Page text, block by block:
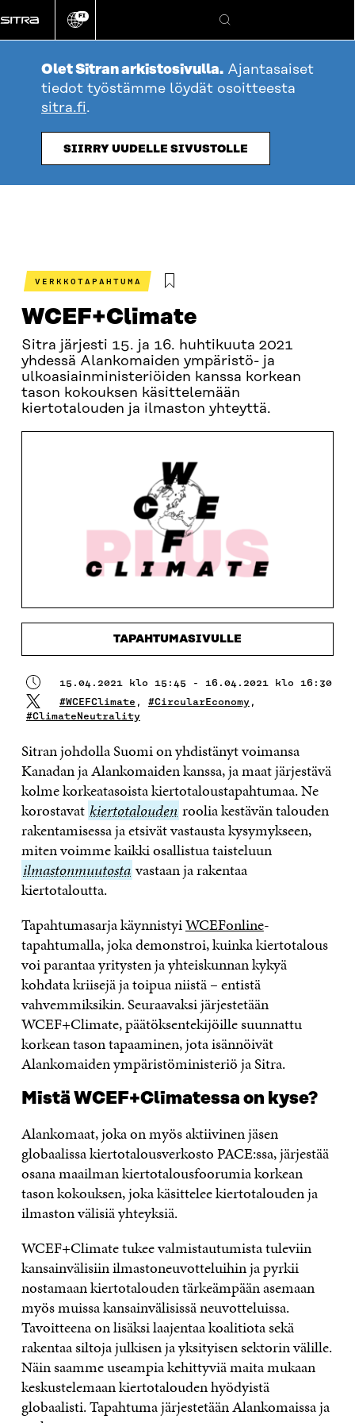
suoraan
sisältöön
Vaihda
kieli
FI
Hae
Olet Sitran arkistosivulla. Ajantasaiset
tiedot työstämme löydät osoitteesta
sitra.fi.
SIIRRY UUDELLE SIVUSTOLLE
VERKKOTAPAHTUMA
WCEF+Climate
Sitra järjesti 15. ja 16. huhtikuuta 2021
yhdessä Alankomaiden ympäristö- ja
ulkoasiainministeriöiden kanssa korkean
tason kokouksen käsittelemään
kiertotalouden ja ilmaston yhteyttä.
TAPAHTUMASIVULLE
15.04.2021 klo 15:45 - 16.04.2021 klo 16:30
#WCEFClimate , #CircularEconomy,
#ClimateNeutrality
Sitran johdolla Suomi on yhdistänyt voimansa
Kanadan ja Alankomaiden kanssa, ja maat järjestävä
kolme korkeatasoista kiertotaloustapahtumaa. Ne
korostavat kiertotalouden
kiertotalouden roolia kestävän talouden
rakentamisessa ja etsivät vastausta kysymykseen,
miten voimme kaikki osallistua taisteluun
ilmastonmuutosta vastaan ja rakentaa
kiertotaloutta.
Tapahtumasarja käynnistyiWCEFonline-
tapahtumalla, joka demonstroi, kuinka kiertotalous
voi parantaa yritysten ja yhteiskunnan kykyä
kohdata kriisejä ja toipua niistä – entistä
vahvemmiksikin. Seuraavaksi järjestetään
WCEF+Climate, päätöksentekijöille suunnattu
korkean tason tapaaminen, jota isännöivät
Alankomaiden ympäristöministeriö ja Sitra.
Mistä WCEF+Climatessa on kyse?
Alankomaat, joka on myös aktiivinen jäsen
globaalissa kiertotalousverkosto PACE:ssa, järjestää
osana maailman kiertotalousfoorumia korkean
tason kokouksen, joka käsittelee kiertotalouden ja
ilmaston välisiä yhteyksiä.
WCEF+Climate tukee valmistautumista tuleviin
kansainvälisiin ilmastoneuvotteluihin ja pyrkii
nostamaan kiertotalouden tärkeämpään asemaan
myös muissa kansainvälisissä neuvotteluissa.
Tavoitteena on lisäksi laajentaa koalitiota sekä
rakentaa siltoja julkisen ja yksityisen sektorin välille.
Näin saamme useampia kehittyviä maita mukaan
keskustelemaan kiertotalouden hyödyistä
globaalisti. Tapahtuma järjestetään Alankomaissa ja